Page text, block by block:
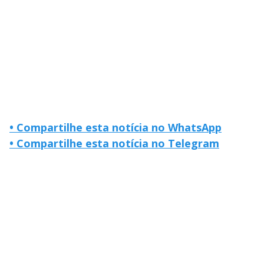
• Compartilhe esta notícia no WhatsApp
• Compartilhe esta notícia no Telegram